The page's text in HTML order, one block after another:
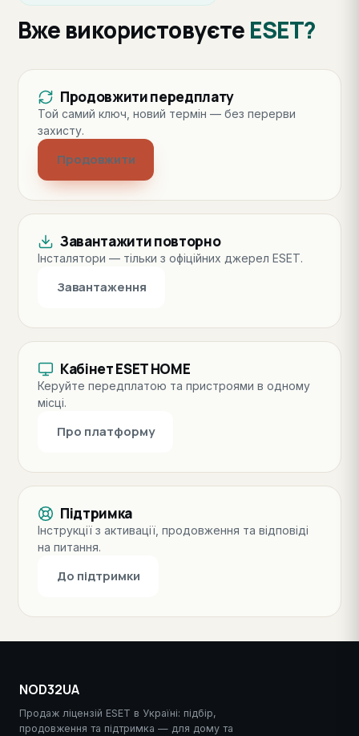
Вже використовуєте ESET?
Продовжити передплату
Той самий ключ, новий термін — без перерви
захисту.
Продовжити
Завантажити повторно
Інсталятори — тільки з офіційних джерел ESET.
Завантаження
Кабінет ESET HOME
Керуйте передплатою та пристроями в одному
місці.
Про платформу
Підтримка
Інструкції з активації, продовження та відповіді
на питання.
До підтримки
NOD32UA
Продаж ліцензій ESET в Україні: підбір,
продовження та підтримка — для дому та